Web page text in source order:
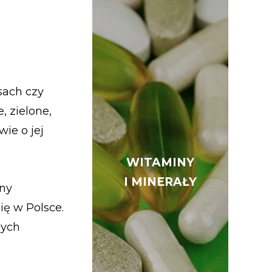
czy
zielone,
o jej
w Polsce.
WITAMINY
I MINERAŁY
WITAMINY
I MINERAŁY